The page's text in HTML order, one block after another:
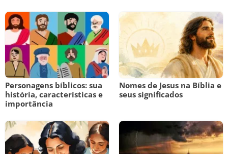
Personagens bíblicos: sua
história, características e
importância
Nomes de Jesus na Bíblia e
seus significados